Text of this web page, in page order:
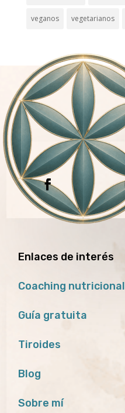
veganos vegetarianos
Enlaces de interés
Coaching nutricional
Guía gratuita
Tiroides
Blog
Sobre mí